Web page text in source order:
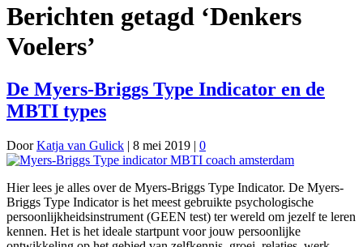
Berichten getagd ‘Denkers
Voelers’
De Myers-Briggs Type Indicator en de
MBTI types
DoorKatja van Gulick | 8 mei 2019 | 0
Hier lees je alles over de Myers-Briggs Type Indicator. De Myers-
Briggs Type Indicator is het meest gebruikte psychologische
persoonlijkheidsinstrument (GEEN test) ter wereld om jezelf te leren
kennen. Het is het ideale startpunt voor jouw persoonlijke